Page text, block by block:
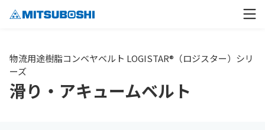
物流用途樹脂コンベヤベルト LOGISTAR®（ロジスター）シリ
ーズ
滑り・アキュームベルト